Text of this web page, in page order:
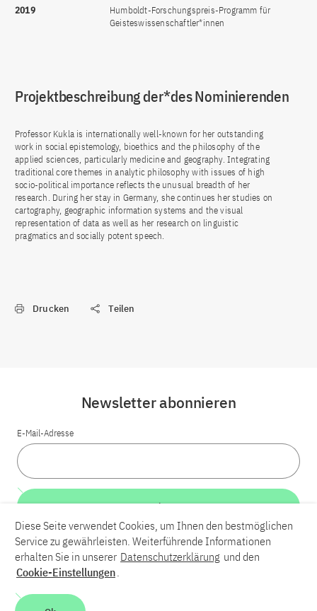
2019
Humboldt-Forschungspreis-Programm für
Geisteswissenschaftler*innen
Projektbeschreibung der*des Nominierenden
Professor Kukla is internationally well-known for her outstanding
work in social epistemology, bioethics and the philosophy of the
applied sciences, particularly medicine and geography. Integrating
traditional core themes in analytic philosophy with issues of high
socio-political importance reflects the unusual breadth of her
research. During her stay in Germany, she continues her studies on
cartography, geographic information systems and the visual
representation of data as well as her research on linguistic
pragmatics and socially potent speech.
Drucken Teilen
LinkedInBlueskyYouTube
Kontakt
Newsletter abonnieren
E-Mail-Adresse
Weiter
Diese Seite verwendet Cookies, um Ihnen den bestmöglichen
Service zu gewährleisten. Weiterführende Informationen
erhalten Sie in unserer Datenschutzerklärung und den
Cookie-Einstellungen.